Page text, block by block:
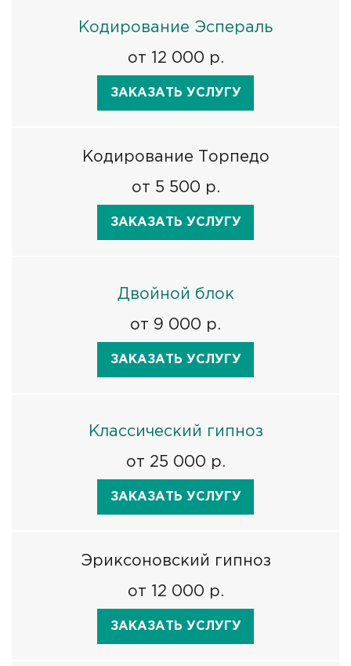
Кодирование Эспераль
от 12 000 р.
ЗАКАЗАТЬ УСЛУГУ
Кодирование Торпедо
от 5 500 р.
ЗАКАЗАТЬ УСЛУГУ
Двойной блок
от 9 000 р.
ЗАКАЗАТЬ УСЛУГУ
Классический гипноз
от 25 000 р.
ЗАКАЗАТЬ УСЛУГУ
Эриксоновский гипноз
от 12 000 р.
ЗАКАЗАТЬ УСЛУГУ